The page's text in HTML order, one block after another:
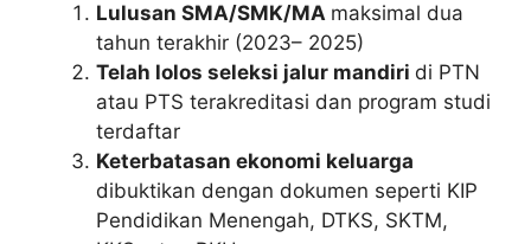
Lulusan SMA/SMK/MA maksimal dua
tahun terakhir (2023– 2025)
Telah lolos seleksi jalur mandiri di PTN
atau PTS terakreditasi dan program studi
terdaftar
Keterbatasan ekonomi keluarga
dibuktikan dengan dokumen seperti KIP
Pendidikan Menengah, DTKS, SKTM,